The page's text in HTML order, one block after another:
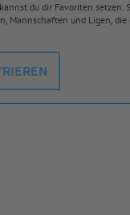
du dir Favoriten setzen.
Mannschaften und Ligen,